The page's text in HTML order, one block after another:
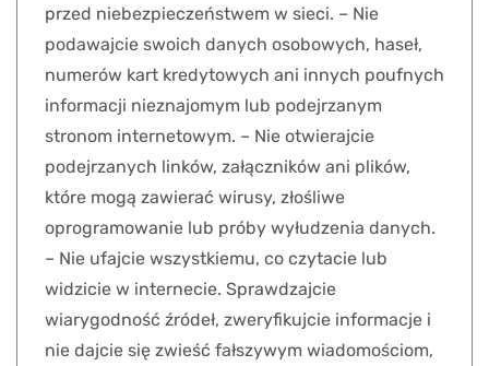
przed niebezpieczeństwem w sieci. – Nie
podawajcie swoich danych osobowych, haseł,
numerów kart kredytowych ani innych poufnych
informacji nieznajomym lub podejrzanym
stronom internetowym. – Nie otwierajcie
podejrzanych linków, załączników ani plików,
które mogą zawierać wirusy, złośliwe
oprogramowanie lub próby wyłudzenia danych.
– Nie ufajcie wszystkiemu, co czytacie lub
widzicie w internecie. Sprawdzajcie
wiarygodność źródeł, zweryfikujcie informacje i
nie dajcie się zwieść fałszywym wiadomościom,